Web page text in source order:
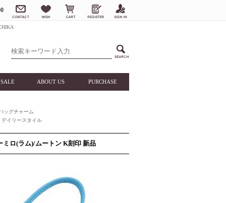
SALE ABOUT US PURCHASE
ッグチャーム
デイリースタイル
ロ(ラム)/ムートン K刻印 新品